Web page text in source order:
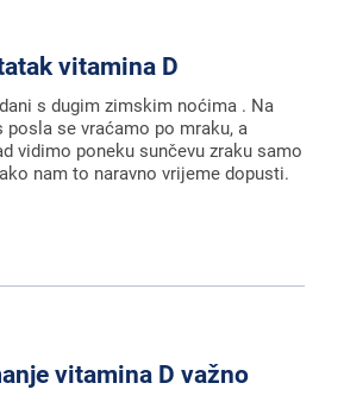
vitamina D
s dugim zimskim noćima . Na
se vraćamo po mraku, a
vidimo poneku sunčevu zraku samo
nam to naravno vrijeme dopusti.
vitamina D važno